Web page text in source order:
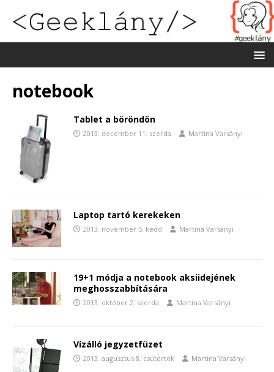
notebook
Tablet a böröndön
2013. december 11. szerda Martina Varsányi
Laptop tartó kerekeken
2013. november 5. kedd Martina Varsányi
19+1 módja a notebook aksiidejének
meghosszabbítására
2013. október 2. szerda Martina Varsányi
Vízálló jegyzetfüzet
2013. augusztus 8. csütörtök Martina Varsányi